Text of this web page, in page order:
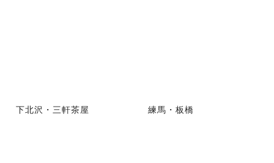
下北沢・三軒茶屋 練馬・板橋